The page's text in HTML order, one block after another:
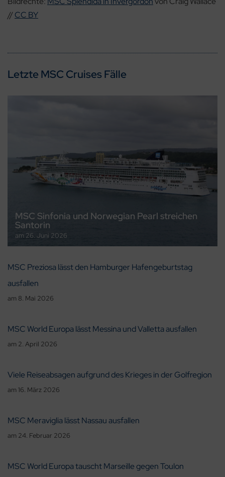
//CC BY
Letzte MSC Cruises Fälle
MSC Sinfonia und Norwegian Pearl streichen
Santorin
am 26. Juni 2026
MSC Preziosa lässt den Hamburger Hafengeburtstag
ausfallen
am 8. Mai 2026
MSC World Europa lässt Messina und Valletta ausfallen
am 2. April 2026
Viele Reiseabsagen aufgrund des Krieges in der Golfregion
am 16. März 2026
MSC Meraviglia lässt Nassau ausfallen
am 24. Februar 2026
MSC World Europa tauscht Marseille gegen Toulon